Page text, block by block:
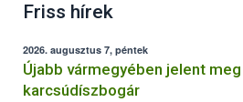
Friss hírek
2026. augusztus 7, péntek
Újabb vármegyében jelent
karcsúdíszbogár